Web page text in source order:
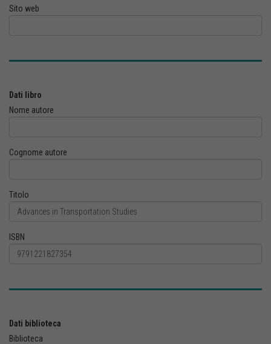
Sito web
Dati libro
Nome autore
Cognome autore
Titolo
ISBN
Dati biblioteca
Biblioteca